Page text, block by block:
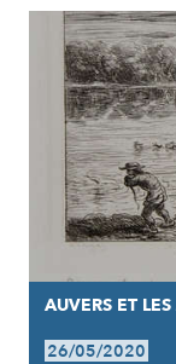
AUVERS ET LES
26/05/2020